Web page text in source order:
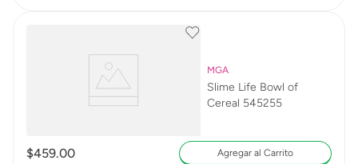
MGA
Slime Life Bowl of
Cereal 545255
$459.00 Agregar al Carrito